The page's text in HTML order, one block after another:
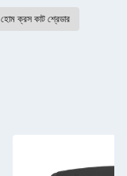
হোম ক্রস কাট শ্রেডার